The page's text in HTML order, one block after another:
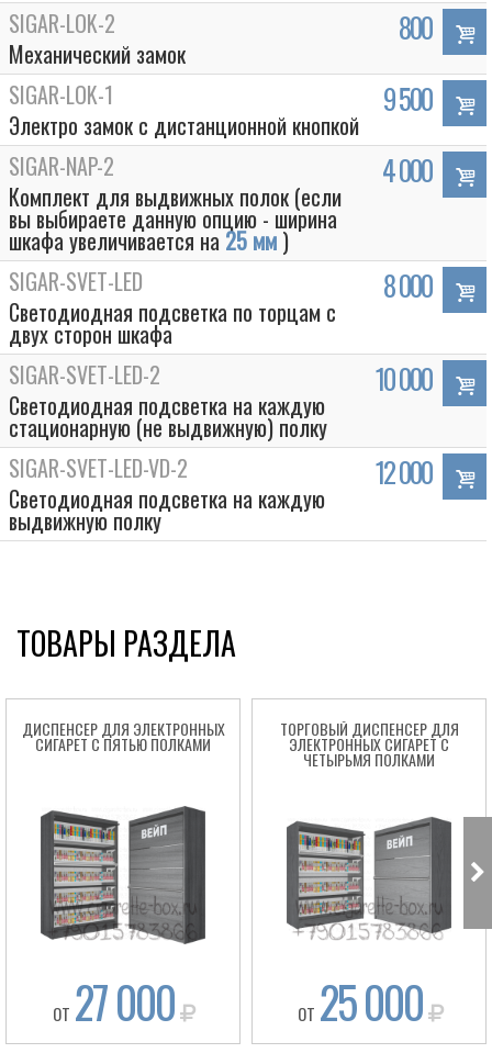
SIGAR-LOK-2
Механический замок
800
SIGAR-LOK-1
Электро замок с дистанционной кнопкой
9 500
SIGAR-NAP-2
Комплект для выдвижных полок (если
вы выбираете данную опцию - ширина
шкафа увеличивается на 25 мм )
4 000
SIGAR-SVET-LED
Светодиодная подсветка по торцам с
двух сторон шкафа
8 000
SIGAR-SVET-LED-2
Светодиодная подсветка на каждую
стационарную (не выдвижную) полку
10 000
SIGAR-SVET-LED-VD-2
Светодиодная подсветка на каждую
выдвижную полку
12 000
ТОВАРЫ РАЗДЕЛА
ДИСПЕНСЕР ДЛЯ ЭЛЕКТРОННЫХ
СИГАРЕТ С ПЯТЬЮ ПОЛКАМИ
ОТ 27 000
ТОРГОВЫЙ ДИСПЕНСЕР ДЛЯ
ЭЛЕКТРОННЫХ СИГАРЕТ С
ЧЕТЫРЬМЯ ПОЛКАМИ
ОТ 25 000